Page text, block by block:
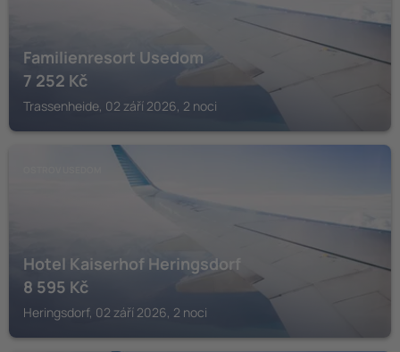
Familienresort Usedom
7 252 Kč
Trassenheide, 02 září 2026, 2 noci
Hotel Kaiserhof Heringsdorf
8 595 Kč
Heringsdorf, 02 září 2026, 2 noci